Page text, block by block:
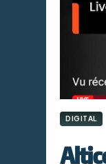
DIGITAL